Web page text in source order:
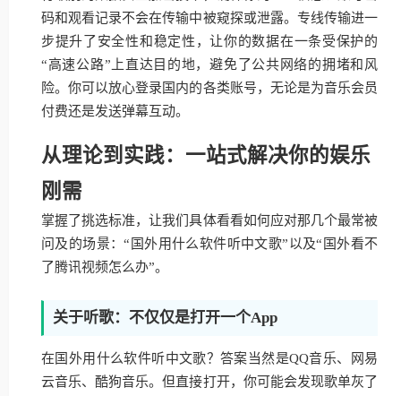
码和观看记录不会在传输中被窥探或泄露。专线传输进一
步提升了安全性和稳定性，让你的数据在一条受保护的
“高速公路”上直达目的地，避免了公共网络的拥堵和风
险。你可以放心登录国内的各类账号，无论是为音乐会员
付费还是发送弹幕互动。
从理论到实践：一站式解决你的娱乐
刚需
掌握了挑选标准，让我们具体看看如何应对那几个最常被
问及的场景：“国外用什么软件听中文歌”以及“国外看不
了腾讯视频怎么办”。
关于听歌：不仅仅是打开一个App
在国外用什么软件听中文歌？答案当然是QQ音乐、网易
云音乐、酷狗音乐。但直接打开，你可能会发现歌单灰了